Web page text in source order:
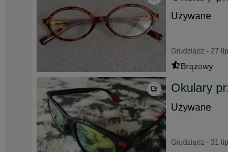
Używane
Grudziądz - 27
Brązowy
Okulary
Używane
Grudziądz - 31